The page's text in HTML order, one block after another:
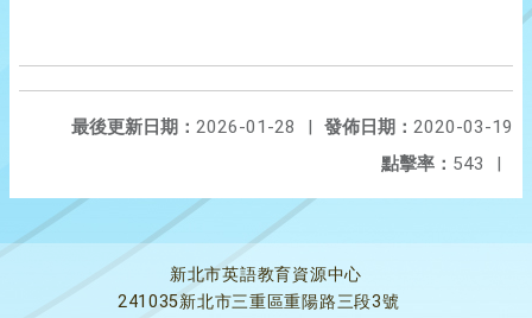
發佈日期： 2020-03-19
最後更新日期： 2026-01-28
|
點擊率： 543 |
新北市英語教育資源中心
241035新北市三重區重陽路三段3號